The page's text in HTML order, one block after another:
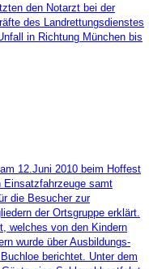
den Notarzt bei der
des Landrettungsdienstes
in Richtung München bis
12.Juni 2010 beim Hoffest
Einsatzfahrzeuge samt
die Besucher zur
der Ortsgruppe erklärt.
welches von den Kindern
wurde über Ausbildungs-
berichtet. Unter dem